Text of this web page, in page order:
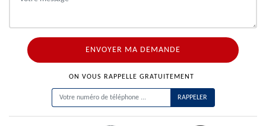
ON VOUS RAPPELLE GRATUITEMENT